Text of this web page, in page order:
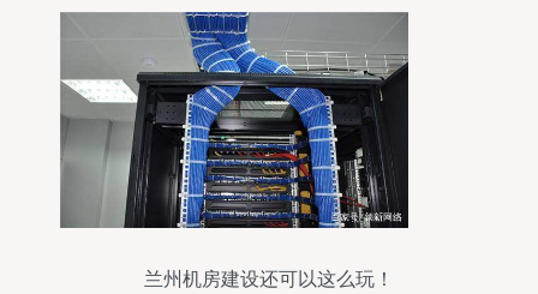
兰州机房建设还可以这么玩！